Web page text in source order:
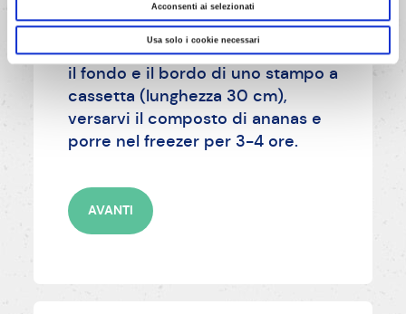
Acconsenti ai selezionati
Usa solo i cookie necessari
4/5
Foderare con pellicola alimentare
il fondo e il bordo di uno stampo a
cassetta (lunghezza 30 cm),
versarvi il composto di ananas e
porre nel freezer per 3-4 ore.
AVANTI